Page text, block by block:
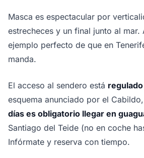
Masca es espectacular por
estrecheces y un final junto al mar.
ejemplo perfecto de que en
manda.
El acceso al sendero está
esquema anunciado por el Cabildo,
días es obligatorio llegar en
Santiago del Teide (no en coche
Infórmate y reserva con tiempo.